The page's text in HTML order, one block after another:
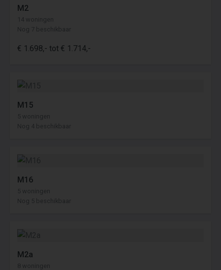
M2
14 woningen
Nog 7 beschikbaar
€ 1.698,- tot € 1.714,-
M15
5 woningen
Nog 4 beschikbaar
M16
5 woningen
Nog 5 beschikbaar
M2a
8 woningen